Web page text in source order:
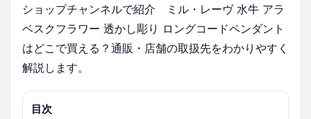
ショップチャンネルで紹介 ミル・レーヴ 水牛 アラ
ベスクフラワー 透かし彫り ロングコードペンダント
はどこで買える？通販・店舗の取扱先をわかりやすく
解説します。
目次